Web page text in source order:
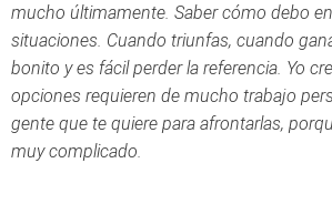
mucho últimamente. Saber cómo debo
situaciones. Cuando triunfas, cuando
bonito y es fácil perder la referencia. Yo
opciones requieren de mucho trabajo
gente que te quiere para afrontarlas,
muy complicado.